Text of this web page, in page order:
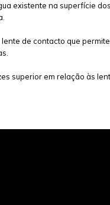
existente na superfície
de contacto que
superior em relação às